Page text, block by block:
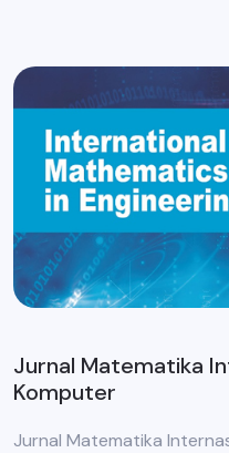
Jurnal Matematika
Komputer
Jurnal Matematika